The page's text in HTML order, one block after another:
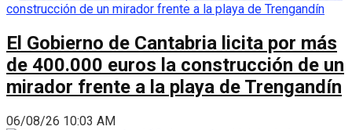
El Gobierno de Cantabria licita por más
de 400.000 euros la construcción de un
mirador frente a la playa de Trengandín
06/08/26 10:03 AM